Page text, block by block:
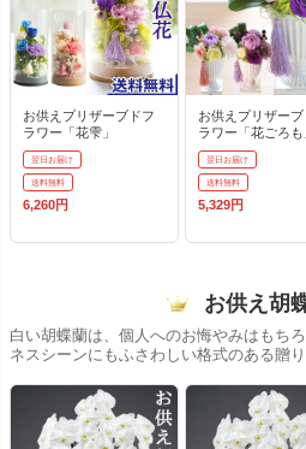
お供えプリザーブドフ
ラワー「花雫」
翌日お届け
送料無料
6,260円
お供えプリザーブ
ラワー「花ごろも
翌日お届け
送料無料
5,329円
お供え胡
白い胡蝶蘭は、個人へのお悔やみはもち
ネスシーンにもふさわしい格式のある贈